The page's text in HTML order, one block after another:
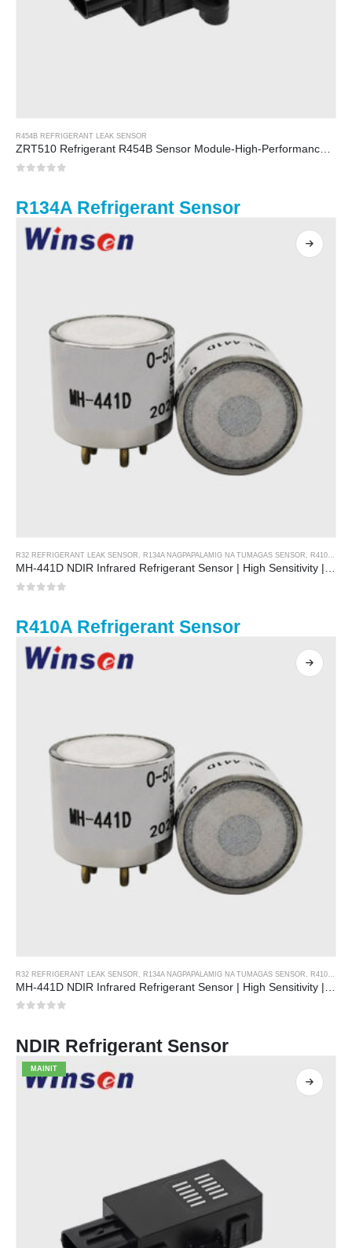
R454B REFRIGERANT LEAK SENSOR
ZRT510 Refrigerant R454B Sensor Module-High-Performance NDIR Refrigerant Sensor
R134A Refrigerant Sensor
R32 REFRIGERANT LEAK SENSOR , R134A NAGPAPALAMIG NA TUMAGAS SENSOR , R410A REFRIGERANT LEAK SENSOR
MH-441D NDIR Infrared Refrigerant Sensor | High Sensitivity | HVAC & Industrial Safety | Long Lifespan
R410A Refrigerant Sensor
R32 REFRIGERANT LEAK SENSOR R134A NAGPAPALAMIG NA TUMAGAS SENSOR R410A REFRIGERANT LEAK SENSOR
NDIR Refrigerant Sensor
MAINIT